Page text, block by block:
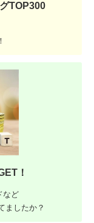
TOP300
！
など
ましたか？